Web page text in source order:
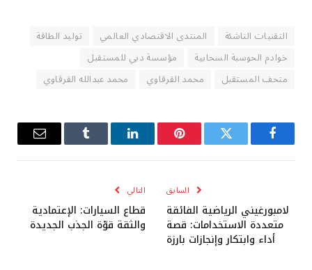
التقنيات الناشئة المنتدى الاقتصادي العالمي
توليد الطاقة
خوادم الحوسبة السحابية
مؤسسة دبي للمستقبل
متحف المستقبل
محمد القرقاوي محمد عبدالله القرقاوي
فيسبوك تويتر بينتيريستلينكدإن Tumblr
البريد
السابق
لامبورغيني الرياضية الفائقة
متعددة الاستخدامات: قصة
أداء وابتكار وإنجازات بارزة
التالي
قطاع السيارات: الإعتمادية
والثقة قوّة الجذب الجديدة